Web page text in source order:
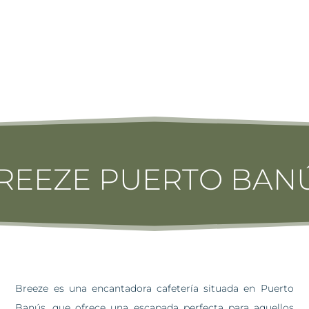
PUERTO
Breeze es una encantadora cafetería situada en Puerto